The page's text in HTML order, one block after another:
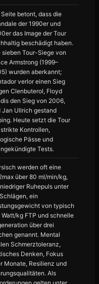
Seite betont, dass die
der 1990er und
das Image der Tour
beschädigt haben.
sieben Tour-Siege von
Armstrong (1999–
wurden aberkannt;
verlor einen Sieg
Clenbuterol, Floyd
den Sieg von 2006,
Jan Ullrich gestand
Heute setzt die Tour
Kontrollen,
Pässe und
Tests.
werden oft eine
über 80 ml/min/kg,
Ruhepuls unter
ein
von typisch
Watt/kg FTP und schnelle
über drei
genannt. Mental
Schmerztoleranz,
Denken, Fokus
Monate, Resilienz und
Als